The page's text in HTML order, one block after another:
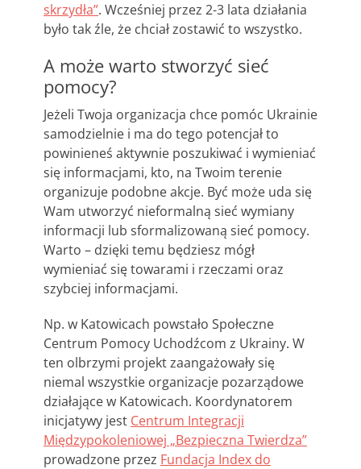
skrzydła”. Wcześniej przez 2-3 lata działania
było tak źle, że chciał zostawić to wszystko.
A może warto stworzyć sieć
pomocy?
Jeżeli Twoja organizacja chce pomóc Ukrainie
samodzielnie i ma do tego potencjał to
powinieneś aktywnie poszukiwać i wymieniać
się informacjami, kto, na Twoim terenie
organizuje podobne akcje. Być może uda się
Wam utworzyć nieformalną sieć wymiany
informacji lub sformalizowaną sieć pomocy.
Warto – dzięki temu będziesz mógł
wymieniać się towarami i rzeczami oraz
szybciej informacjami.
Np. w Katowicach powstało Społeczne
Centrum Pomocy Uchodźcom z Ukrainy. W
ten olbrzymi projekt zaangażowały się
niemal wszystkie organizacje pozarządowe
działające w Katowicach. Koordynatorem
inicjatywy jest Centrum Integracji
Międzypokoleniowej „Bezpieczna Twierdza”
prowadzone przez Fundacja Index do